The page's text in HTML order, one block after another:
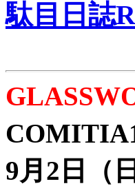
駄目日誌
9月2日（